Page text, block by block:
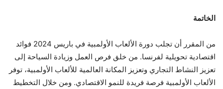
الخاتمة
من المقرر أن تجلب دورة الألعاب الأولمبية في باريس 2024 فوائد
اقتصادية تحويلية لفرنسا. من خلق فرص العمل وزيادة السياحة إلى
تعزيز النشاط التجاري وتعزيز المكانة العالمية للألعاب الأولمبية، توفر
الألعاب الأولمبية فرصة فريدة للنمو الاقتصادي. ومن خلال التخطيط